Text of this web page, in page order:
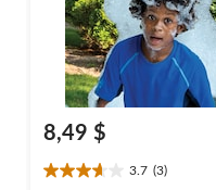
8,49 $
3.7 (3)
3.7